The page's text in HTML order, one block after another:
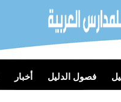
فصول الدليل أخبار